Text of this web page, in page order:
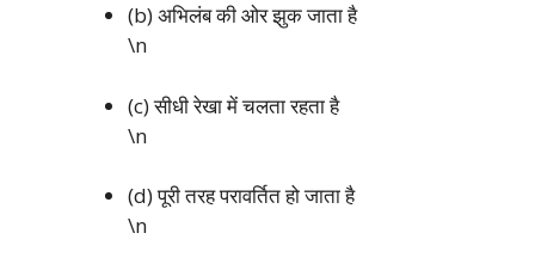
(b) अभिलंब की ओर झुक जाता है
\n
(c) सीधी रेखा में चलता रहता है
\n
(d) पूरी तरह परावर्तित हो जाता है
\n